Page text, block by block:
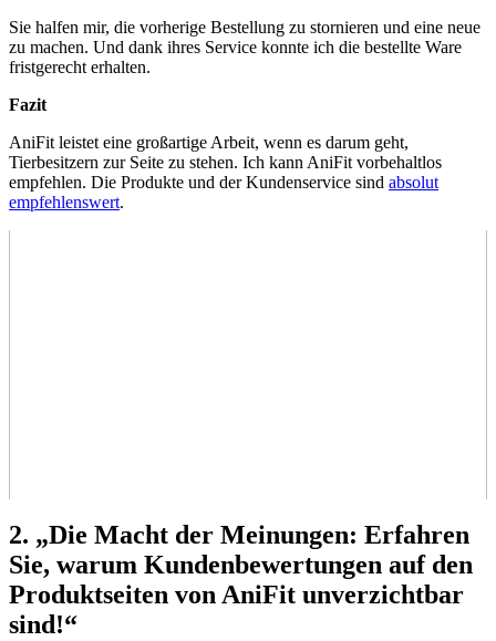
Sie halfen mir, die vorherige⁤ Bestellung zu ⁢stornieren⁢ und eine neue
zu machen. Und dank ihres Service konnte ich die bestellte Ware
fristgerecht ‌erhalten.
Fazit
AniFit leistet eine großartige Arbeit, wenn es darum geht,
Tierbesitzern zur Seite zu stehen. Ich kann AniFit vorbehaltlos
empfehlen. Die Produkte und der Kundenservice sind absolut
empfehlenswert.
2. „Die Macht der Meinungen: Erfahren
Sie,​ warum Kundenbewertungen auf den
Produktseiten von AniFit ⁤unverzichtbar⁤
sind!“